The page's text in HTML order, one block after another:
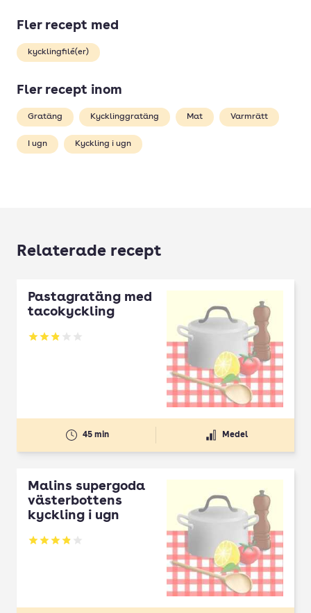
Fler recept med
kycklingfilé(er)
Fler recept inom
Gratäng Kycklinggratäng Mat Varmrätt
I ugn Kyckling i ugn
Relaterade recept
Pastagratäng med
tacokyckling
Betyg: 2.89 av 5
45 min Medel
Malins supergoda
västerbottens
kyckling i ugn
Betyg: 3.91 av 5